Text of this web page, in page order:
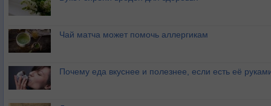
Чай матча может помочь аллергикам
Почему еда вкуснее и полезнее, если есть её